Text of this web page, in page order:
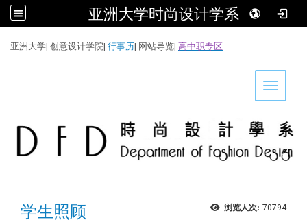
亚洲大学时尚设计学系
亚洲大学| 创意设计学院| 行事历| 网站导览| 高中职专区
Toggle
浏览人次: 70794
学生照顾